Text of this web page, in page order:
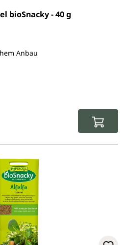
von 5 von 5 Sternen
bioSnacky - 40 g
Anbau